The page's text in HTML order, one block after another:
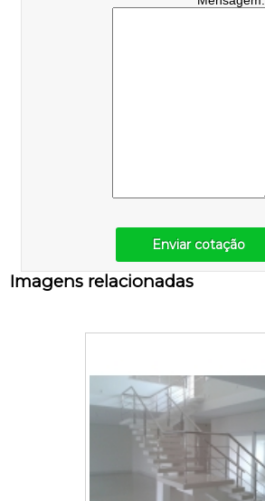
Enviar cotação
Imagens relacionadas